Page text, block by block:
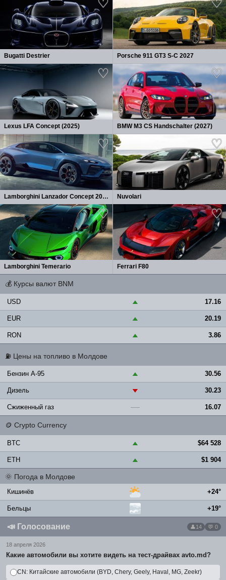
Bugatti Destrier Porsche 911 GT3 S-C 2027
Lexus LFA Concept (2025) BMW M3 CS Handschalter (2027)
Lamborghini Lanzador Concept 2026 Nuvolari
Lamborghini Temerario Ferrari F80
💰 Курсы валют BNM
USD ▲ 17.16
EUR ▲ 20.19
RON ▲ 3.86
⛽ Цены на топливо в Молдове
Бензин A-95 ▲ 30.56
Дизель ▼ 30.23
Сжиженный газ — 16.07
🪙 Crypto Currency
BTC ▲ $64 528
ETH ▲ $1 904
🌞 Погода в Молдове
Кишинёв +24°
Бельцы +19°
📣 Голосование 14 💬 0
18 апреля 2026
Какие автомобили вы хотите видеть на тест-драйвах avto.md?
CN: Китайские автомобили (BYD, Chery, Geely, Haval, MG, Zeekr)